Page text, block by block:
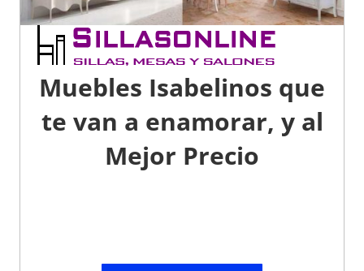
Muebles Isabelinos que
te van a enamorar, y al
Mejor Precio